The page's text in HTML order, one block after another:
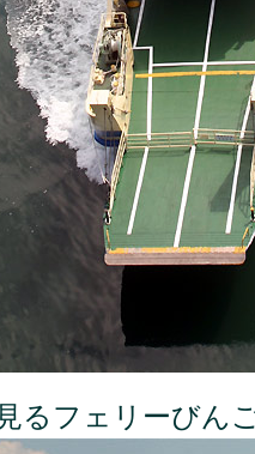
るフェリーびん